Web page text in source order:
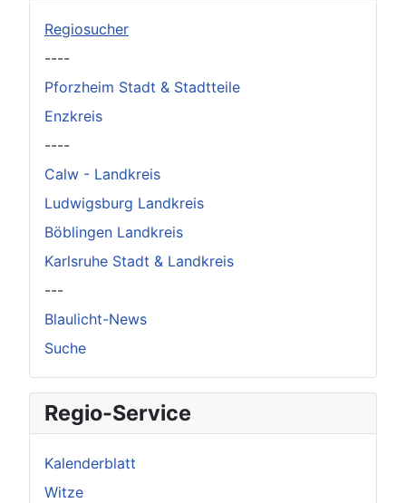
Regiosucher
----
Pforzheim Stadt & Stadtteile
Enzkreis
----
Calw - Landkreis
Ludwigsburg Landkreis
Böblingen Landkreis
Karlsruhe Stadt & Landkreis
---
Blaulicht-News
Suche
Regio-Service
Kalenderblatt
Witze